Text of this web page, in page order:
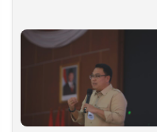
Weda Bay